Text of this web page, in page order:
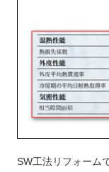
SW工法リフォーム